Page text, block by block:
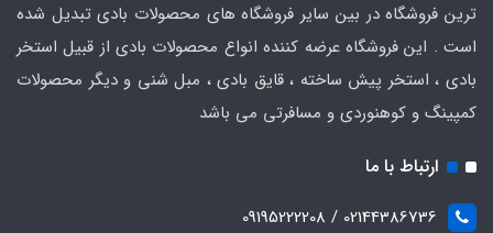
ترین فروشگاه در بین سایر فروشگاه های محصولات بادی تبدیل شده
است . این فروشگاه عرضه کننده انواع محصولات بادی از قبیل استخر
بادی ، استخر پیش ساخته ، قایق بادی ، مبل شنی و دیگر محصولات
کمپینگ و کوهنوردی و مسافرتی می باشد
ارتباط با ما
02144386736 / 09195222208